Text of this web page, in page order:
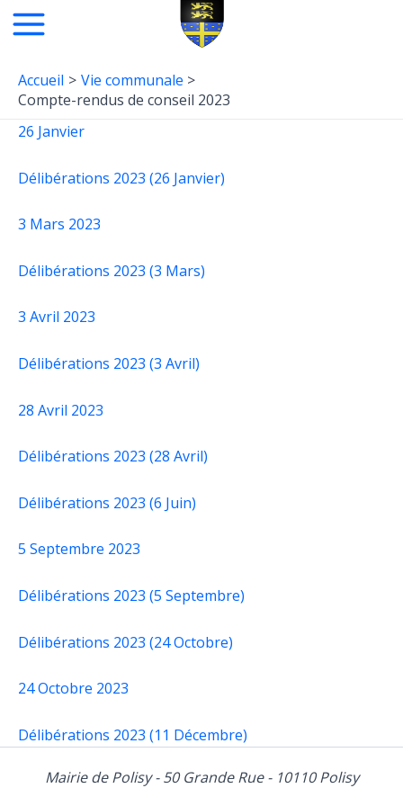
Aller
auMain
Menu
Accueil
Vie communale
Compte-rendus de conseil 2023
26 Janvier
Délibérations 2023 (26 Janvier)
3 Mars 2023
Délibérations 2023 (3 Mars)
3 Avril 2023
Délibérations 2023 (3 Avril)
28 Avril 2023
Délibérations 2023 (28 Avril)
Délibérations 2023 (6 Juin)
5 Septembre 2023
Délibérations 2023 (5 Septembre)
Délibérations 2023 (24 Octobre)
24 Octobre 2023
Délibérations 2023 (11 Décembre)
Mairie de Polisy - 50 Grande Rue - 10110 Polisy